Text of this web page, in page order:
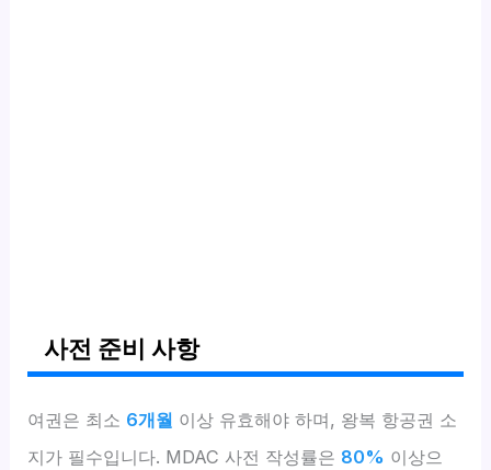
사전 준비 사항
여권은 최소 6개월 이상 유효해야 하며, 왕복 항공권 소
지가 필수입니다. MDAC 사전 작성률은 80% 이상으